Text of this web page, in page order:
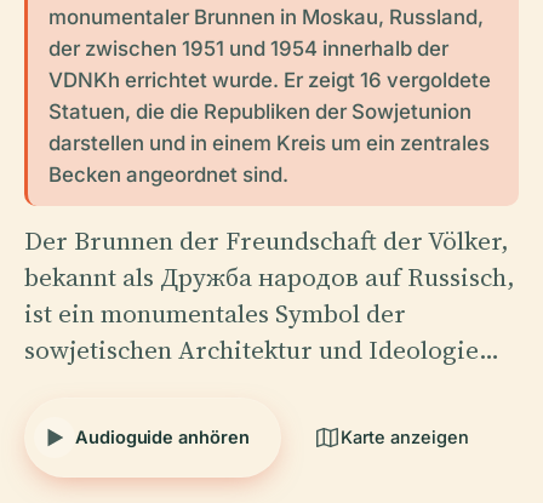
monumentaler Brunnen in Moskau, Russland,
der zwischen 1951 und 1954 innerhalb der
VDNKh errichtet wurde. Er zeigt 16 vergoldete
Statuen, die die Republiken der Sowjetunion
darstellen und in einem Kreis um ein zentrales
Becken angeordnet sind.
Der Brunnen der Freundschaft der Völker,
bekannt als Дружба народов auf Russisch,
ist ein monumentales Symbol der
sowjetischen Architektur und Ideologie…
Audioguide anhören Karte anzeigen